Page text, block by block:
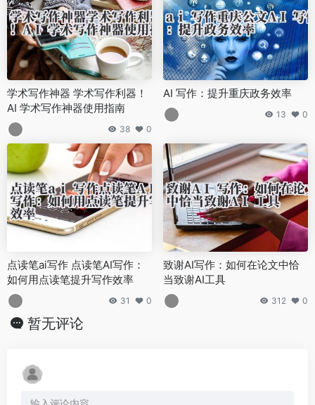
学术写作神器 学术写作利器！
AI 学术写作神器使用指南
38 0
AI 写作：提升重庆政务效率
13 0
点读笔ai写作 点读笔AI写作：
如何用点读笔提升写作效率
31 0
致谢AI写作：如何在论文中恰
当致谢AI工具
312 0
暂无评论